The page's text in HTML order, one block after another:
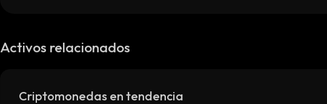
Activos relacionados
Criptomonedas en tendencia